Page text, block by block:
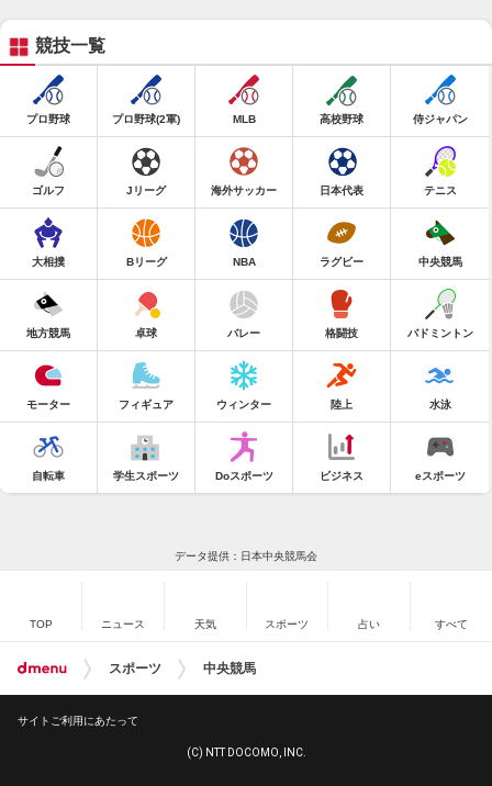
競技一覧
プロ野球 プロ野球(2軍) MLB 高校野球 侍ジャパン
ゴルフ Jリーグ 海外サッカー 日本代表 テニス
大相撲 Bリーグ NBA ラグビー 中央競馬
地方競馬 卓球 バレー 格闘技 バドミントン
モーター フィギュア ウィンター 陸上 水泳
自転車 学生スポーツ Doスポーツ ビジネス eスポーツ
データ提供：日本中央競馬会
TOP ニュース 天気 スポーツ 占い すべて
スポーツ 中央競馬
サイトご利用にあたって
(C) NTT DOCOMO, INC.